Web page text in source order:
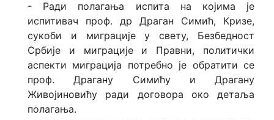
- Ради полагања испита на којима је
испитивач проф. др Драган Симић, Кризе,
сукоби и миграције у свету, Безбедност
Србије и миграције и Правни, политички
аспекти миграција потребно је обратити се
проф. Драгану Симићу и Драгану
Живојиновићу ради договора око детаља
полагања.